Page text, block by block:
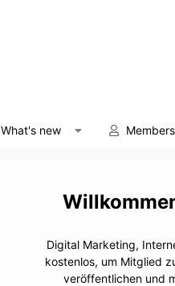
What's new Members
Digital Marketing,
kostenlos, um Mitglied
veröffentlichen und